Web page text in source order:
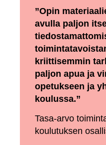
”Opin
avulla paljon
kriittisemmin
paljon apua ja
opetukseen ja
koulussa.”
Tasa-arvo
koulutuksen